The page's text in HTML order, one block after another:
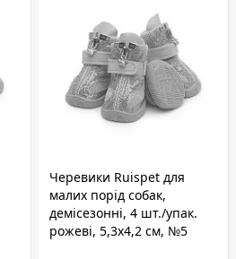
Черевики Ruispet для
малих порід собак,
демісезонні, 4 шт./упак.
рожеві, 5,3x4,2 см, №5